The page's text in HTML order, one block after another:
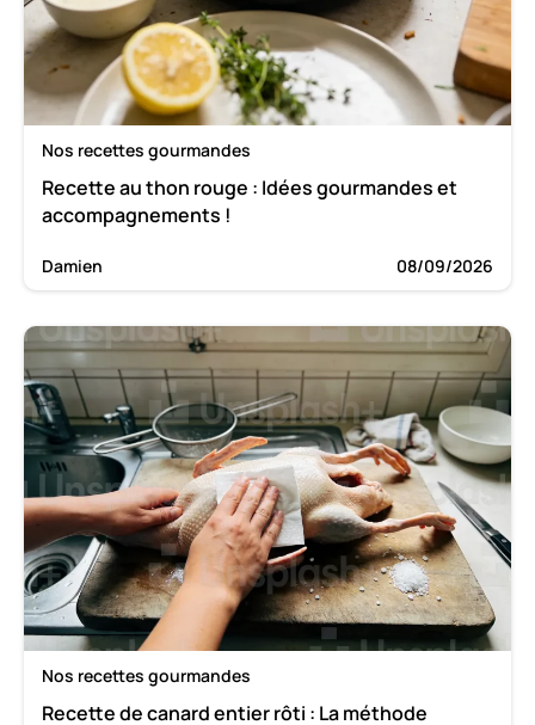
Nos recettes gourmandes
Recette au thon rouge : Idées gourmandes et
accompagnements !
Damien 08/09/2026
Nos recettes gourmandes
Recette de canard entier rôti : La méthode